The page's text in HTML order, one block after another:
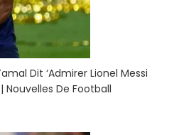
Dit ‘admirer Lionel Messi
Nouvelles De Football